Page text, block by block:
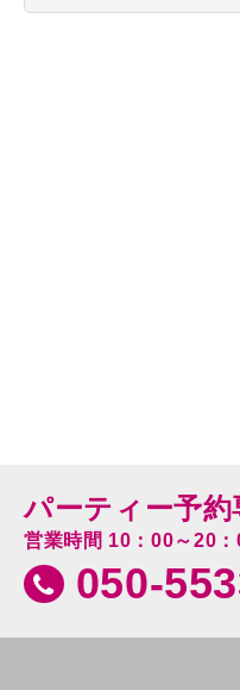
パーティー予
営業時間 10：00～20
050-